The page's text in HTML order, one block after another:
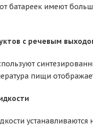
батареек имеют
с речевым
пищи